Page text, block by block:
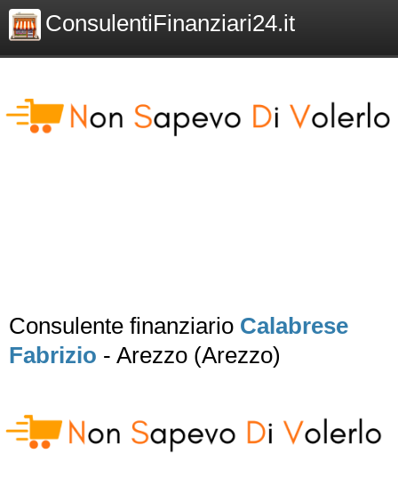
ConsulentiFinanziari24.it
Consulente finanziario Calabrese
Fabrizio - Arezzo (Arezzo)